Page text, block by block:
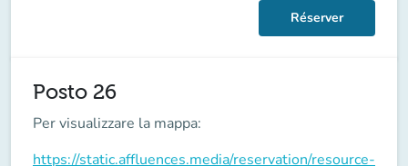
Réserver
Posto 26
Per visualizzare la mappa:
https://static.affluences.media/reservation/resource-